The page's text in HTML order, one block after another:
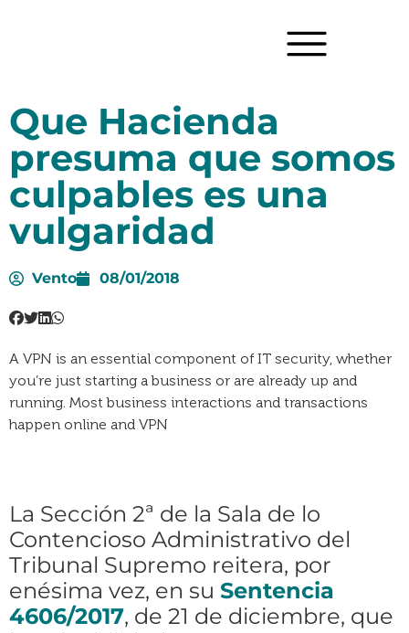
Que Hacienda
presuma que somos
culpables es una
vulgaridad
Vento 08/01/2018
A VPN is an essential component of IT security, whether
you’re just starting a business or are already up and
running. Most business interactions and transactions
happen online and VPN
La Sección 2ª de la Sala de lo
Contencioso Administrativo del
Tribunal Supremo reitera, por
enésima vez, en su Sentencia
4606/2017, de 21 de diciembre, que